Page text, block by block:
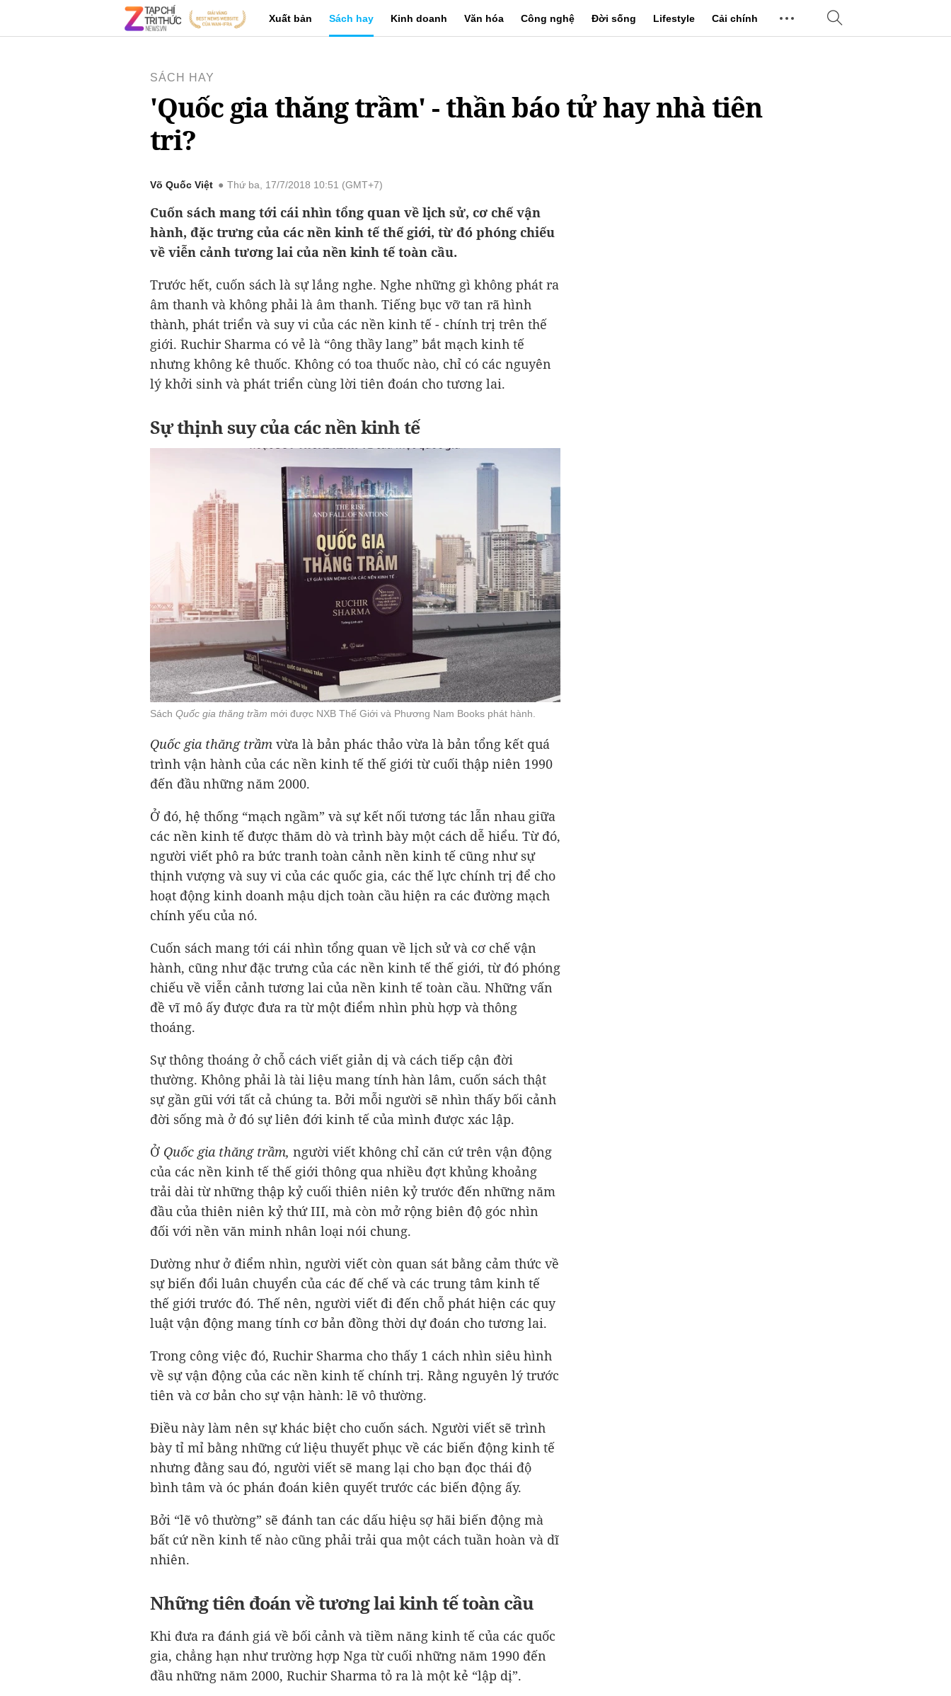
Xuất bản Sách hay Kinh doanh Văn hóa Công nghệ Đời sống Lifestyle Cải chính
SÁCH HAY
'Quốc gia thăng trầm' - thần báo tử hay nhà tiên
tri?
Võ Quốc Việt Thứ ba, 17/7/2018 10:51 (GMT+7)
Cuốn sách mang tới cái nhìn tổng quan về lịch sử, cơ chế vận
hành, đặc trưng của các nền kinh tế thế giới, từ đó phóng chiếu
về viễn cảnh tương lai của nền kinh tế toàn cầu.
Trước hết, cuốn sách là sự lắng nghe. Nghe những gì không phát ra
âm thanh và không phải là âm thanh. Tiếng bục vỡ tan rã hình
thành, phát triển và suy vi của các nền kinh tế - chính trị trên thế
giới. Ruchir Sharma có vẻ là “ông thầy lang” bắt mạch kinh tế
nhưng không kê thuốc. Không có toa thuốc nào, chỉ có các nguyên
lý khởi sinh và phát triển cùng lời tiên đoán cho tương lai.
Sự thịnh suy của các nền kinh tế
Sách Quốc gia thăng trầm mới được NXB Thế Giới và Phương Nam Books phát hành.
Quốc gia thăng trầm vừa là bản phác thảo vừa là bản tổng kết quá
trình vận hành của các nền kinh tế thế giới từ cuối thập niên 1990
đến đầu những năm 2000.
Ở đó, hệ thống “mạch ngầm” và sự kết nối tương tác lẫn nhau giữa
các nền kinh tế được thăm dò và trình bày một cách dễ hiểu. Từ đó,
người viết phô ra bức tranh toàn cảnh nền kinh tế cũng như sự
thịnh vượng và suy vi của các quốc gia, các thế lực chính trị để cho
hoạt động kinh doanh mậu dịch toàn cầu hiện ra các đường mạch
chính yếu của nó.
Cuốn sách mang tới cái nhìn tổng quan về lịch sử và cơ chế vận
hành, cũng như đặc trưng của các nền kinh tế thế giới, từ đó phóng
chiếu về viễn cảnh tương lai của nền kinh tế toàn cầu. Những vấn
đề vĩ mô ấy được đưa ra từ một điểm nhìn phù hợp và thông
thoáng.
Sự thông thoáng ở chỗ cách viết giản dị và cách tiếp cận đời
thường. Không phải là tài liệu mang tính hàn lâm, cuốn sách thật
sự gần gũi với tất cả chúng ta. Bởi mỗi người sẽ nhìn thấy bối cảnh
đời sống mà ở đó sự liên đới kinh tế của mình được xác lập.
Ở Quốc gia thăng trầm, người viết không chỉ căn cứ trên vận động
của các nền kinh tế thế giới thông qua nhiều đợt khủng khoảng
trải dài từ những thập kỷ cuối thiên niên kỷ trước đến những năm
đầu của thiên niên kỷ thứ III, mà còn mở rộng biên độ góc nhìn
đối với nền văn minh nhân loại nói chung.
Dường như ở điểm nhìn, người viết còn quan sát bằng cảm thức về
sự biến đổi luân chuyển của các đế chế và các trung tâm kinh tế
thế giới trước đó. Thế nên, người viết đi đến chỗ phát hiện các quy
luật vận động mang tính cơ bản đồng thời dự đoán cho tương lai.
Trong công việc đó, Ruchir Sharma cho thấy 1 cách nhìn siêu hình
về sự vận động của các nền kinh tế chính trị. Rằng nguyên lý trước
tiên và cơ bản cho sự vận hành: lẽ vô thường.
Điều này làm nên sự khác biệt cho cuốn sách. Người viết sẽ trình
bày tỉ mỉ bằng những cứ liệu thuyết phục về các biến động kinh tế
nhưng đằng sau đó, người viết sẽ mang lại cho bạn đọc thái độ
bình tâm và óc phán đoán kiên quyết trước các biến động ấy.
Bởi “lẽ vô thường” sẽ đánh tan các dấu hiệu sợ hãi biến động mà
bất cứ nền kinh tế nào cũng phải trải qua một cách tuần hoàn và dĩ
nhiên.
Những tiên đoán về tương lai kinh tế toàn cầu
Khi đưa ra đánh giá về bối cảnh và tiềm năng kinh tế của các quốc
gia, chẳng hạn như trường hợp Nga từ cuối những năm 1990 đến
đầu những năm 2000, Ruchir Sharma tỏ ra là một kẻ “lập dị”.